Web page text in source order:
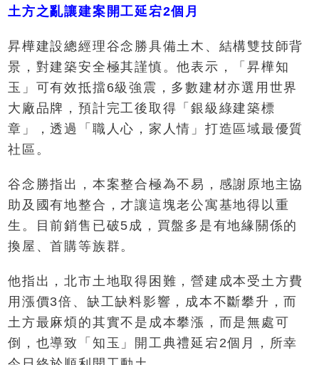
土方之亂讓建案開工延宕2個月
昇樺建設總經理谷念勝具備土木、結構雙技師背
景，對建築安全極其謹慎。他表示，「昇樺知
玉」可有效抵擋6級強震，多數建材亦選用世界
大廠品牌，預計完工後取得「銀級綠建築標
章」，透過「職人心，家人情」打造區域最優質
社區。
谷念勝指出，本案整合極為不易，感謝原地主協
助及國有地整合，才讓這塊老公寓基地得以重
生。目前銷售已破5成，買盤多是有地緣關係的
換屋、首購等族群。
他指出，北市土地取得困難，營建成本受土方費
用漲價3倍、缺工缺料影響，成本不斷攀升，而
土方最麻煩的其實不是成本攀漲，而是無處可
倒，也導致「知玉」開工典禮延宕2個月，所幸